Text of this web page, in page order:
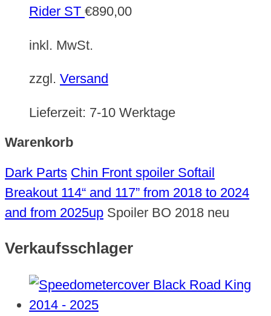
Rider ST €890,00
inkl. MwSt.
zzgl. Versand
Lieferzeit: 7-10 Werktage
Warenkorb
Dark Parts Chin Front spoiler Softail
Breakout 114“ and 117” from 2018 to 2024
and from 2025up Spoiler BO 2018 neu
Verkaufsschlager